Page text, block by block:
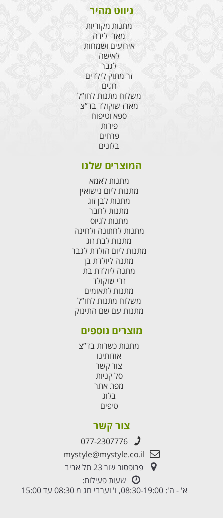
ניווט מהיר
מתנות מקוריות
מארז לידה
אירועים ושמחות
לאישה
לגבר
זר מתוק לילדים
חגים
משלוח מתנות לחו”ל
מארז שוקולד בד”צ
ספא וטיפוח
פירות
פרחים
בלונים
המוצרים שלנו
מתנות לאמא
מתנות ליום נישואין
מתנות לבן זוג
מתנות לחבר
מתנות לגיוס
מתנות לחתונה ולחינה
מתנות לבת זוג
מתנות ליום הולדת לגבר
מתנה ליולדת בן
מתנה ליולדת בת
זרי שוקולד
מתנות לתאומים
משלוח מתנות לחו”ל
מתנות עם שם התינוק
מוצרים נוספים
מתנות כשרות בד”צ
אודותינו
צור קשר
סל קניות
מפת אתר
בלוג
טיפים
צור קשר
077-2307776
mystyle@mystyle.co.il
פרופסור שור 23 תל אביב
שעות פעילות:
א' - ה': 08:30-19:00, ו' וערבי חג מ 08:30 עד 15:00